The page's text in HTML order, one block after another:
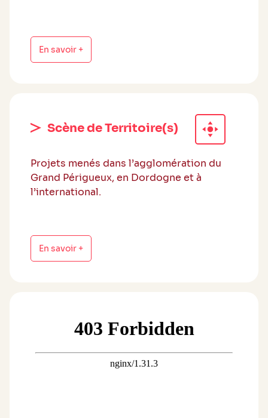
En savoir +
Scène de Territoire(s)
Projets menés dans l’agglomération du
Grand Périgueux, en Dordogne et à
l’international.
En savoir +